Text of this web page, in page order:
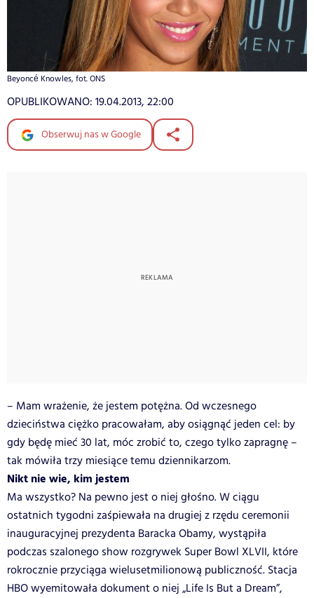
Beyoncé Knowles, fot. ONS
OPUBLIKOWANO: 19.04.2013, 22:00
Obserwuj nas w Google
– Mam wrażenie, że jestem potężna. Od wczesnego
dzieciństwa ciężko pracowałam, aby osiągnąć jeden cel: by
gdy będę mieć 30 lat, móc zrobić to, czego tylko zapragnę –
tak mówiła trzy miesiące temu dziennikarzom.
Nikt nie wie, kim jestem
Ma wszystko? Na pewno jest o niej głośno. W ciągu
ostatnich tygodni zaśpiewała na drugiej z rzędu ceremonii
inauguracyjnej prezydenta Baracka Obamy, wystąpiła
podczas szalonego show rozgrywek Super Bowl XLVII, które
rokrocznie przyciąga wielusetmilionową publiczność. Stacja
HBO wyemitowała dokument o niej „Life Is But a Dream”,